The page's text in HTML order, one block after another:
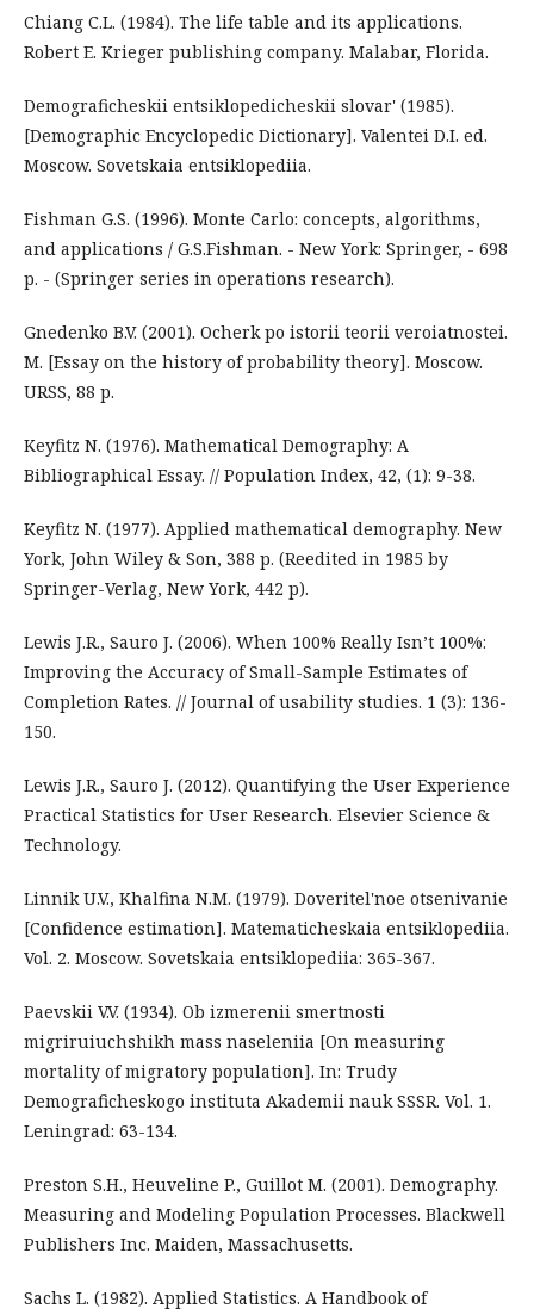
Chiang C.L. (1984). The life table and its applications.
Robert E. Krieger publishing company. Malabar, Florida.
Demograficheskii entsiklopedicheskii slovar' (1985).
[Demographic Encyclopedic Dictionary]. Valentei D.I. ed.
Moscow. Sovetskaia entsiklopediia.
Fishman G.S. (1996). Monte Carlo: concepts, algorithms,
and applications / G.S.Fishman. - New York: Springer, - 698
p. - (Springer series in operations research).
Gnedenko B.V. (2001). Ocherk po istorii teorii veroiatnostei.
M. [Essay on the history of probability theory]. Moscow.
URSS, 88 p.
Keyfitz N. (1976). Mathematical Demography: A
Bibliographical Essay. // Population Index, 42, (1): 9-38.
Keyfitz N. (1977). Applied mathematical demography. New
York, John Wiley & Son, 388 p. (Reedited in 1985 by
Springer-Verlag, New York, 442 p).
Lewis J.R., Sauro J. (2006). When 100% Really Isn’t 100%:
Improving the Accuracy of Small-Sample Estimates of
Completion Rates. // Journal of usability studies. 1 (3): 136-
150.
Lewis J.R., Sauro J. (2012). Quantifying the User Experience
Practical Statistics for User Research. Elsevier Science &
Technology.
Linnik U.V., Khalfina N.M. (1979). Doveritel'noe otsenivanie
[Confidence estimation]. Matematicheskaia entsiklopediia.
Vol. 2. Moscow. Sovetskaia entsiklopediia: 365-367.
Paevskii V.V. (1934). Ob izmerenii smertnosti
migriruiuchshikh mass naseleniia [On measuring
mortality of migratory population]. In: Trudy
Demograficheskogo instituta Akademii nauk SSSR. Vol. 1.
Leningrad: 63-134.
Preston S.H., Heuveline P., Guillot M. (2001). Demography.
Measuring and Modeling Population Processes. Blackwell
Publishers Inc. Maiden, Massachusetts.
Sachs L. (1982). Applied Statistics. A Handbook of